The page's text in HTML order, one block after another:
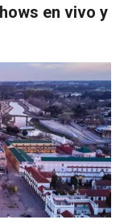
en vivo y